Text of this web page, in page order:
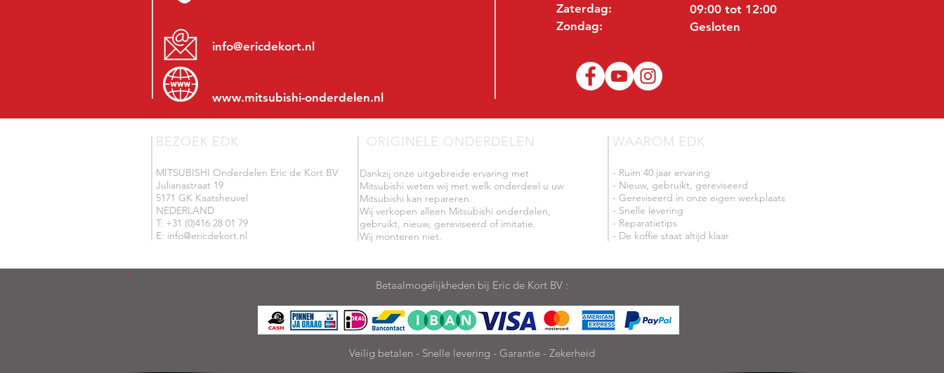
info@ericdekort.nl
www.mitsubishi-onderdelen.nl
Zaterdag:
Zondag:
09:00 tot 12:00
Gesloten
BEZOEK EDK
MITSUBISHI Onderdelen Eric de Kort BV
Julianastraat 19
5171 GK Kaatsheuvel
NEDERLAND
T: +31 (0)416 28 01 79
E: info@ericdekort.nl
ORIGINELE ONDERDELEN
Dankzij onze uitgebreide ervaring met
Mitsubishi weten wij met welk onderdeel u uw
Mitsubishi kan repareren.
Wij verkopen alleen Mitsubishi onderdelen,
gebruikt, nieuw, gereviseerd of imitatie.
Wij monteren niet.
WAAROM EDK
- Ruim 40 jaar ervaring
- Nieuw, gebruikt, gereviseerd
- Gereviseerd in onze eigen werkplaats
- Snelle levering
- Reparatietips
- De koffie staat altijd klaar
Betaalmogelijkheden bij Eric de Kort BV :
Veilig betalen - Snelle levering - Garantie - Zekerheid